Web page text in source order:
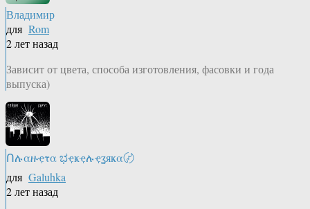
Владимир
для Rom
2 лет назад
Зависит от цвета, способа изготовления, фасовки и года
выпуска)
Ոሉαዙҿτα ಭҿҝҿሉҿʓяҝα〄
для Galuhka
2 лет назад